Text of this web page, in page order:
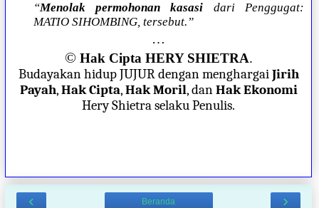
“Menolak permohonan kasasi dari Penggugat:
MATIO SIHOMBING, tersebut.”
…
© Hak Cipta HERY SHIETRA.
Budayakan hidup JUJUR dengan menghargaiJirih
Payah,Hak Cipta,Hak Moril, danHak Ekonomi
Hery Shietra selaku Penulis.
‹ ›
Beranda